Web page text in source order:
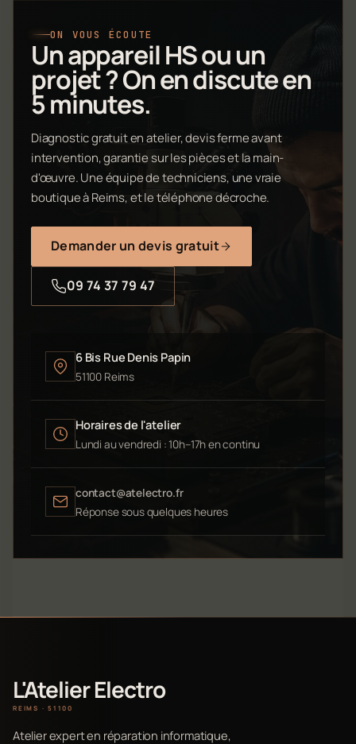
ON VOUS ÉCOUTE
Un appareil HS ou un
projet ? On en discute en
5 minutes.
Diagnostic gratuit en atelier, devis ferme avant
intervention, garantie sur les pièces et la main-
d'œuvre. Une équipe de techniciens, une vraie
boutique à Reims, et le téléphone décroche.
Demander un devis gratuit
09 74 37 79 47
6 Bis Rue Denis Papin
51100 Reims
Horaires de l'atelier
Lundi au vendredi : 10h–17h en continu
contact@atelectro.fr
Réponse sous quelques heures
L'Atelier Electro
REIMS · 51100
Atelier expert en réparation informatique,